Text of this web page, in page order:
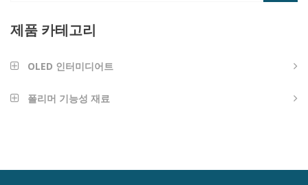
제품 카테고리
OLED 인터미디어트
폴리머 기능성 재료